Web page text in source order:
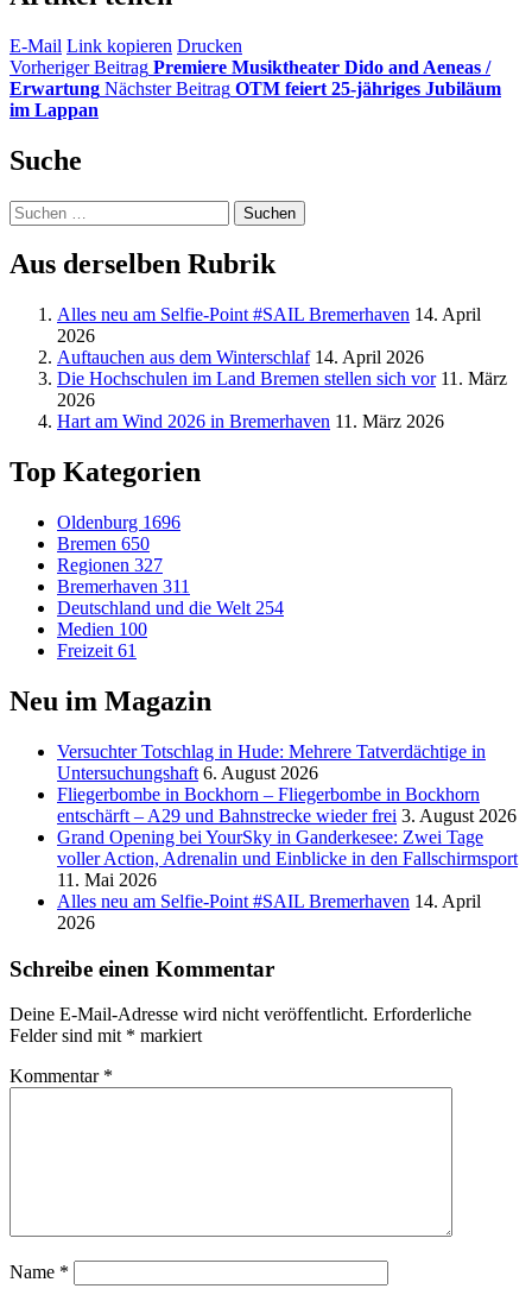
E-Mail Link kopieren Drucken
Vorheriger Beitrag Premiere Musiktheater Dido and Aeneas /
Erwartung Nächster Beitrag OTM feiert 25-jähriges Jubiläum
im Lappan
Suche
Suchen
nach:
Aus derselben Rubrik
Alles neu am Selfie-Point #SAIL Bremerhaven 14. April
2026
Auftauchen aus dem Winterschlaf 14. April 2026
Die Hochschulen im Land Bremen stellen sich vor 11. März
2026
Hart am Wind 2026 in Bremerhaven 11. März 2026
Top Kategorien
Oldenburg 1696
Bremen 650
Regionen 327
Bremerhaven 311
Deutschland und die Welt 254
Medien 100
Freizeit 61
Neu im Magazin
Versucht­er Totschlag in Hude: Mehrere Tatverdächtige in
Untersuchungshaft 6. August 2026
Fliegerbombe in Bockhorn – Fliegerbombe in Bockhorn
entschärft – A29 und Bahnstrecke wieder frei 3. August 2026
Grand Opening bei YourSky in Ganderkesee: Zwei Tage
voller Action, Adrenalin und Einblicke in den Fallschirmsport
11. Mai 2026
Alles neu am Selfie-Point #SAIL Bremerhaven 14. April
2026
Schreibe einen Kommentar
Deine E-Mail-Adresse wird nicht veröffentlicht. Erforderliche
Felder sind mit * markiert
Kommentar *
Name *